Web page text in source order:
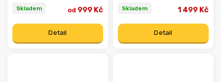
Skladem od 999 Kč
Detail
Skladem 1 499 Kč
Detail